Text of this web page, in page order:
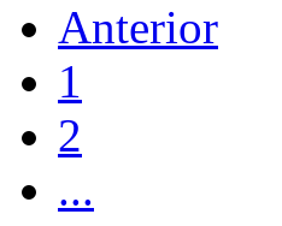
Anterior
1
2
...